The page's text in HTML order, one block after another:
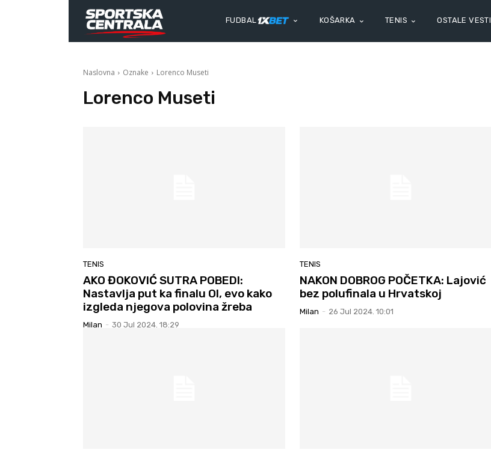
FUDBAL KOŠARKA TENIS OSTALE VESTI
Naslovna Oznake Lorenco Museti
Lorenco Museti
TENIS
AKO ĐOKOVIĆ SUTRA POBEDI:
Nastavlja put ka finalu OI, evo kako
izgleda njegova polovina žreba
Milan - 30 Jul 2024. 18:29
TENIS
NAKON DOBROG POČETKA: Lajović
bez polufinala u Hrvatskoj
Milan - 26 Jul 2024. 10:01